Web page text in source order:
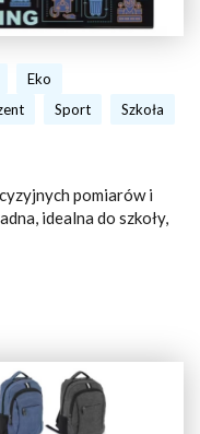
Eko
Sport Szkoła
pomiarów i
idealna do szkoły,